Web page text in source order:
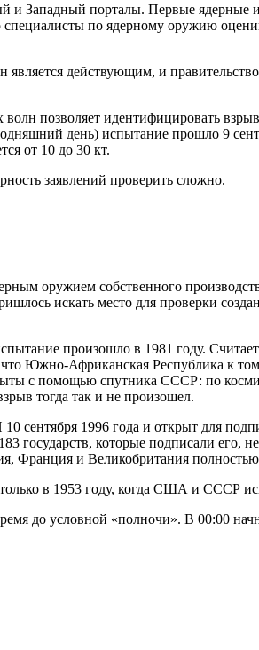
и Западный порталы. Первые ядерные
по ядерному оружию
действующим, и
позволяет идентифицировать
день) испытание прошло 9
от 10 до 30 кт.
заявлений проверить сложно.
оружием собственного
искать место для проверки
произошло в 1981 году.
Южно-Африканская Республика к
с помощью спутника СССР: по
тогда так и не произошел.
1996 года и открыт для
государств, которые подписали его,
Франция и Великобритания
в 1953 году, когда США и СССР
до условной «полночи». В 00:00